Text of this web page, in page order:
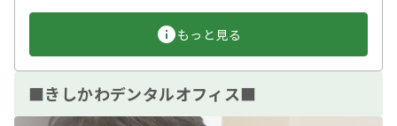
もっと見る
■きしかわデンタルオフィス■